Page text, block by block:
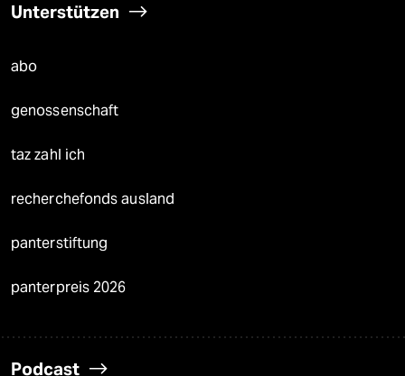
Unterstützen
abo
genossenschaft
taz zahl ich
recherchefonds ausland
panterstiftung
panterpreis 2026
Podcast